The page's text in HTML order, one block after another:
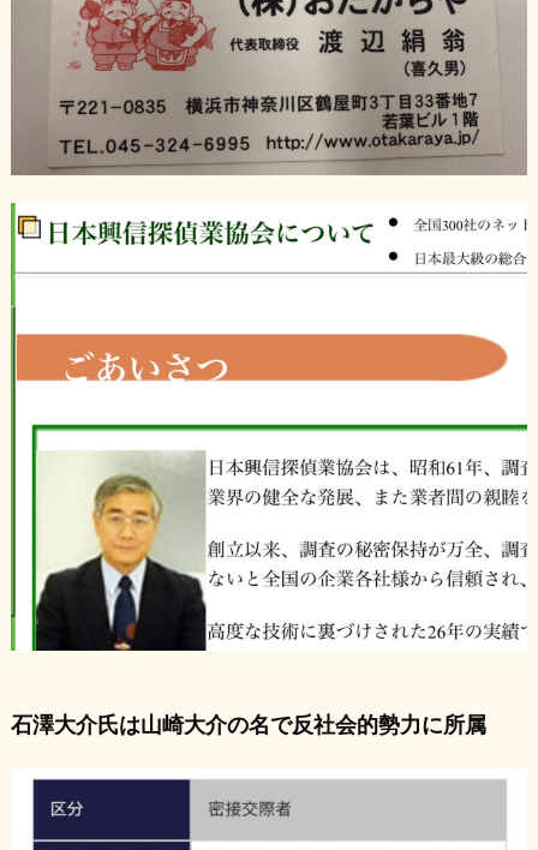
石澤大介氏は山崎大介の名で反社会的勢力に所属